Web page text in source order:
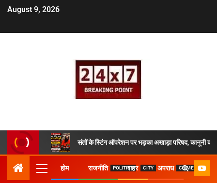
August 9, 2026
संतों के स्टिंग ऑपरेशन पर भड़का अखाड़ा परिषद, कानूनी
होम राजनीति POLITICSशहर CITY अपराध CRIME